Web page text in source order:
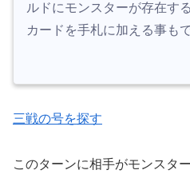
ルドにモンスターが存在す
カードを手札に加える事も
三戦の号を探す
このターンに相手がモンスタ